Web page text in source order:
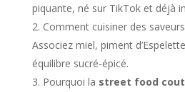
piquante, né sur TikTok et déjà
Comment cuisiner des saveurs
Associez miel, piment
équilibre sucré-épicé.
Pourquoi la street food